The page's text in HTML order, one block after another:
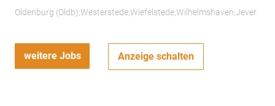
Oldenburg (Oldb);Westerstede;Wiefelstede;Wilhelmshaven;Jever
weitere Jobs Anzeige schalten